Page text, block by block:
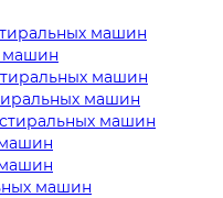
машин
машин
машин
машин
машин
машин